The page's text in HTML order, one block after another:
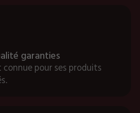
garanties
connue pour ses produits